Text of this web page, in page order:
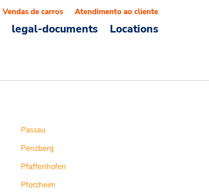
legal-documents Locations
Vendas de carros Atendimento ao cliente
Passau
Penzberg
Pfaffenhofen
Pforzheim